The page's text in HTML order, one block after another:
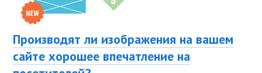
Производят ли изображения на вашем
сайте хорошее впечатление на